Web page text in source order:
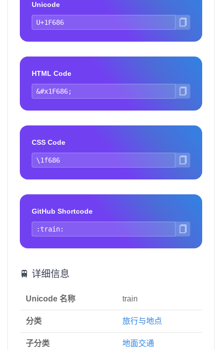
Unicode
HTML Code
CSS Code
GitHub Shortcode
🚆 详细信息
Unicode 名称 train
分类 旅行与地点
子分类 地面交通